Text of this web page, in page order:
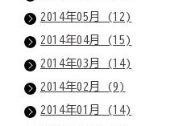
2014年05月 (12)
2014年04月 (15)
2014年03月 (14)
2014年02月 (9)
2014年01月 (14)